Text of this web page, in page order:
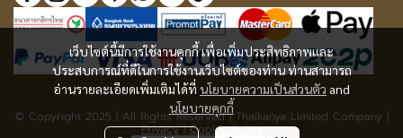
เว็บไซต์นี้มีการใช้งานคุกกี้ เพื่อเพิ่มประสิทธิภาพและ
ประสบการณ์ที่ดีในการใช้งานเว็บไซต์ของท่าน ท่านสามารถ
อ่านรายละเอียดเพิ่มเติมได้ที่ นโยบายความเป็นส่วนตัว and
นโยบายคุกกี้
© Copyright 2025 | All Rights Reserved | Thaikanya Limited Company |
Privacy|Cookie Policy